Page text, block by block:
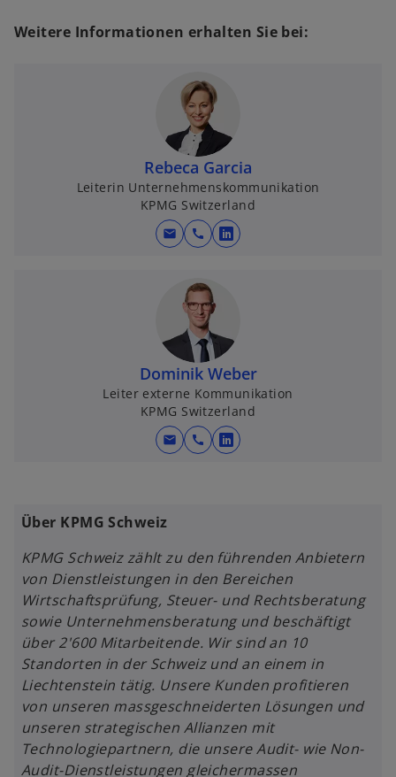
Weitere Informationen erhalten Sie bei:
Rebeca Garcia
Leiterin Unternehmenskommunikation
KPMG Switzerland
mail call
w
n
e
i
n
e
r
n
R
e
g
i
s
t
e
r
k
Dominik Weber
Leiter externe Kommunikation
KPMG Switzerland
mail call
w
n
e
i
n
e
r
n
e
u
e
n
Über KPMG Schweiz
KPMG Schweiz zählt zu den führenden Anbietern
von Dienstleistungen in den Bereichen
Wirtschaftsprüfung, Steuer- und Rechtsberatung
sowie Unternehmensberatung und beschäftigt
über 2'600 Mitarbeitende. Wir sind an 10
Standorten in der Schweiz und an einem in
Liechtenstein tätig. Unsere Kunden profitieren
von unseren massgeschneiderten Lösungen und
unseren strategischen Allianzen mit
Technologiepartnern, die unsere Audit- wie Non-
Audit-Dienstleistungen gleichermassen